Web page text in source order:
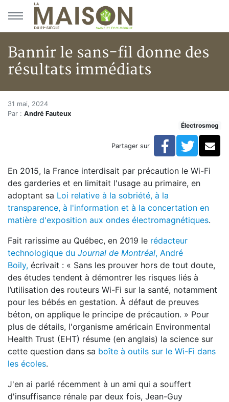
Aller au menu principal
Aller au contenu principal
Bannir le sans-fil donne des
résultats immédiats
Accueil
Articles
Bannir le sans-fil donne des résultats immédiats
Bannir le sans-fil donne des
31 mai, 2024
Par : André Fauteux
Électrosmog
Partager sur Facebook
En 2015, la France interdisait par précaution le Wi-Fi
des garderies et en limitait l'usage au primaire, en
adoptant sa Loi relative à la sobriété, à la
transparence, à l'information et à la concertation en
matière d'exposition aux ondes électromagnétiques.
Fait rarissime au Québec, en 2019 le rédacteur
technologique du Journal de Montréal, André
Boily, écrivait : « Sans les prouver hors de tout doute,
des études tendent à démontrer les risques liés à
l’utilisation des routeurs Wi-Fi sur la santé, notamment
pour les bébés en gestation. À défaut de preuves
béton, on applique le principe de précaution. » Pour
plus de détails, l'organisme américain Environmental
Health Trust (EHT) résume (en anglais) la science sur
cette question dans sa boîte à outils sur le Wi-Fi dans
les écoles.
J'en ai parlé récemment à un ami qui a souffert
d'insuffisance rénale par deux fois, Jean-Guy